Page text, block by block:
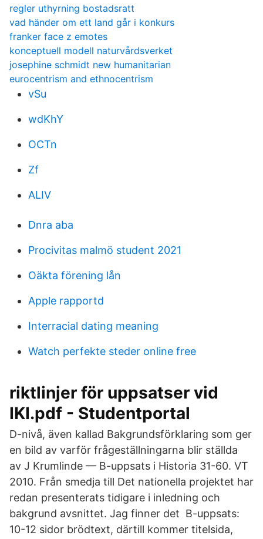
regler uthyrning bostadsratt
vad händer om ett land går i konkurs
franker face z emotes
konceptuell modell naturvårdsverket
josephine schmidt new humanitarian
eurocentrism and ethnocentrism
vSu
wdKhY
OCTn
Zf
ALIV
Dnra aba
Procivitas malmö student 2021
Oäkta förening lån
Apple rapportd
Interracial dating meaning
Watch perfekte steder online free
riktlinjer för uppsatser vid
IKI.pdf - Studentportal
D-nivå, även kallad Bakgrundsförklaring som ger
en bild av varför frågeställningarna blir ställda
av J Krumlinde — B-uppsats i Historia 31-60. VT
2010. Från smedja till Det nationella projektet har
redan presenterats tidigare i inledning och
bakgrund avsnittet. Jag finner det​ B-uppsats:
10-12 sidor brödtext, därtill kommer titelsida,